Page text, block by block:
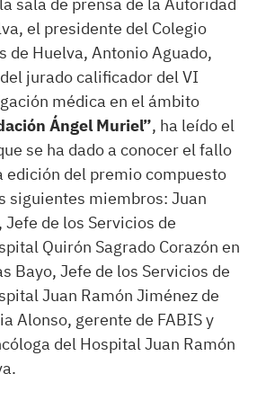
el presidente del Colegio
de Huelva, Antonio Aguado,
jurado calificador del VI
médica en el ámbito
Ángel Muriel”, ha leído el
se ha dado a conocer el fallo
edición del premio compuesto
siguientes miembros: Juan
de los Servicios de
Quirón Sagrado Corazón en
Bayo, Jefe de los Servicios de
Juan Ramón Jiménez de
Alonso, gerente de FABIS y
del Hospital Juan Ramón